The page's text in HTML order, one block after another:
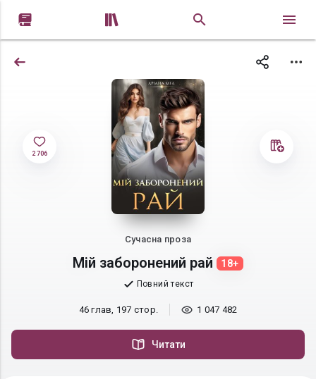
 
2 706
Сучасна проза
Мій заборонений рай 18+
Повний текст
46 глав, 197 стор. 1 047 482
Читати